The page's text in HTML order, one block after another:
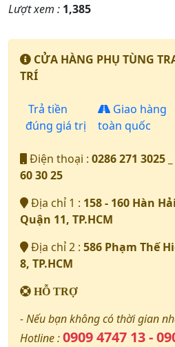
Lượt xem : 1,385
CỬA HÀNG PHỤ TÙNG
TRÍ
Trả tiền
đúng giá trị
Giao hàng
toàn quốc
Điện thoại : 0286 271 3025
60 30 25
Địa chỉ 1 : 158 - 160 Hàn
Quận 11, TP.HCM
Địa chỉ 2 : 586 Phạm Thế
8, TP.HCM
HỖ TRỢ
- Nếu bạn không có thời gian
Hotline :0909 4747 13 -